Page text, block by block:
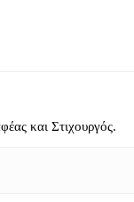
και Στιχουργός.